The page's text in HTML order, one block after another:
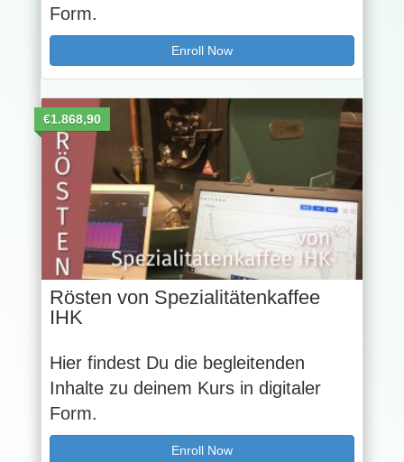
Form.
Enroll Now
€1.868,90
Rösten von Spezialitätenkaffee
IHK
Hier findest Du die begleitenden
Inhalte zu deinem Kurs in digitaler
Form.
Enroll Now